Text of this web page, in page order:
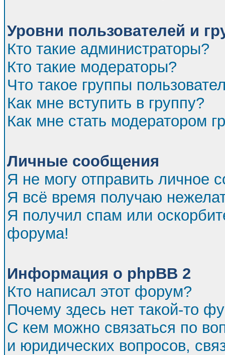
Уровни пользователей и
Кто такие администраторы?
Кто такие модераторы?
Что такое группы
Как мне вступить в группу?
Как мне стать модератором
Личные сообщения
Я не могу отправить личное
Я всё время получаю
Я получил спам или
форума!
Информация о phpBB 2
Кто написал этот форум?
Почему здесь нет такой-то
С кем можно связаться по
и юридических вопросов,